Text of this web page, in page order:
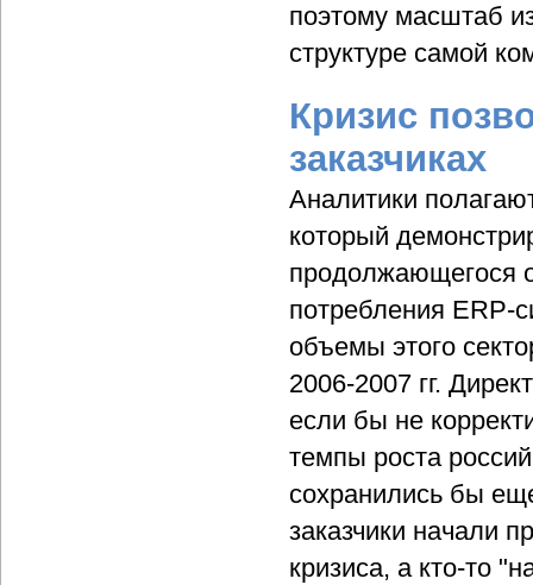
поэтому масштаб
структуре самой
Кризис
заказчиках
Аналитики
который
продолжающегося
потребления ERP-
объемы этого
2006-2007 гг.
если бы не
темпы роста
сохранились бы
заказчики начали
кризиса, а кто-то